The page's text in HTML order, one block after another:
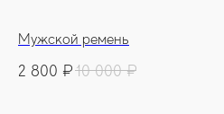
Мужской ремень
2 800 ₽ 10 000 ₽